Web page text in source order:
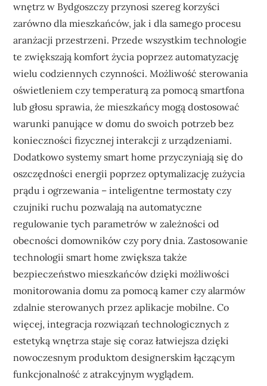
wnętrz w Bydgoszczy przynosi szereg korzyści
zarówno dla mieszkańców, jak i dla samego procesu
aranżacji przestrzeni. Przede wszystkim technologie
te zwiększają komfort życia poprzez automatyzację
wielu codziennych czynności. Możliwość sterowania
oświetleniem czy temperaturą za pomocą smartfona
lub głosu sprawia, że mieszkańcy mogą dostosować
warunki panujące w domu do swoich potrzeb bez
konieczności fizycznej interakcji z urządzeniami.
Dodatkowo systemy smart home przyczyniają się do
oszczędności energii poprzez optymalizację zużycia
prądu i ogrzewania – inteligentne termostaty czy
czujniki ruchu pozwalają na automatyczne
regulowanie tych parametrów w zależności od
obecności domowników czy pory dnia. Zastosowanie
technologii smart home zwiększa także
bezpieczeństwo mieszkańców dzięki możliwości
monitorowania domu za pomocą kamer czy alarmów
zdalnie sterowanych przez aplikacje mobilne. Co
więcej, integracja rozwiązań technologicznych z
estetyką wnętrza staje się coraz łatwiejsza dzięki
nowoczesnym produktom designerskim łączącym
funkcjonalność z atrakcyjnym wyglądem.